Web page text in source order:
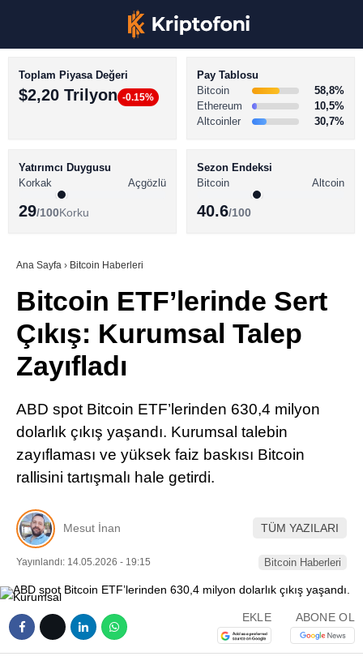
Youtube
TikTok
LinkedIn
BİTCOİN HABERLERİ
ALTCOİN HABERLERİ
SÖZLÜK
Toplam Piyasa Değeri
$2,20 Trilyon -0.15%
Pay Tablosu
Bitcoin
58,8%
Ethereum
10,5%
Altcoinler
30,7%
Yatırımcı Duygusu
Korkak
Açgözlü
29/100Korku
Sezon Endeksi
Bitcoin
Altcoin
40.6/100
Ana Sayfa › Bitcoin Haberleri
Bitcoin ETF’lerinde Sert
Çıkış: Kurumsal Talep
Zayıfladı
ABD spot Bitcoin ETF’lerinden 630,4 milyon
dolarlık çıkış yaşandı. Kurumsal talebin
zayıflaması ve yüksek faiz baskısı Bitcoin
rallisini tartışmalı hale getirdi.
Mesut İnan TÜM YAZILARI
Yayınlandı: 14.05.2026 - 19:15 Bitcoin Haberleri
EKLE ABONE OL